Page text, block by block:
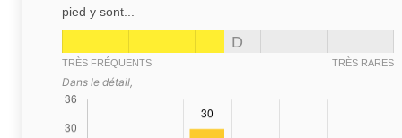
pied y sont...
D
TRÈS FRÉQUENTS TRÈS RARES
Dans le détail,